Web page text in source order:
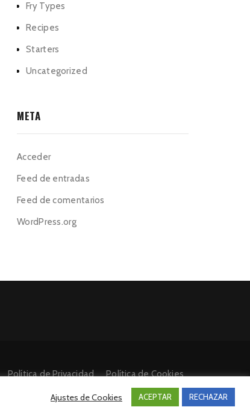
Fry Types
Recipes
Starters
Uncategorized
META
Acceder
Feed de entradas
Feed de comentarios
WordPress.org
Política de Privacidad
Política de Cookies
Ajustes de Cookies ACEPTAR RECHAZAR